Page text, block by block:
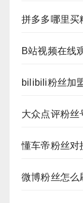
拼多多哪里买
B站视频在线
bilibili粉丝加
大众点评粉丝
懂车帝粉丝对
微博粉丝怎么